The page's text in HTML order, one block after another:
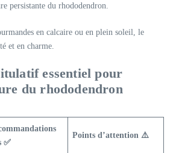
persistante du rhododendron.
en calcaire ou en plein soleil, le
et en charme.
essentiel pour
du rhododendron
✅
Points d’attention ⚠️